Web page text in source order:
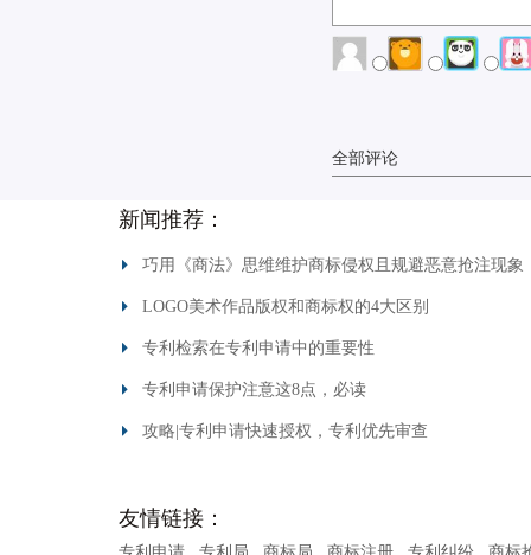
全部评论
新闻推荐：
巧用《商法》思维维护商标侵权且规避恶意抢注现象
LOGO美术作品版权和商标权的4大区别
专利检索在专利申请中的重要性
专利申请保护注意这8点，必读
攻略|专利申请快速授权，专利优先审查
友情链接：